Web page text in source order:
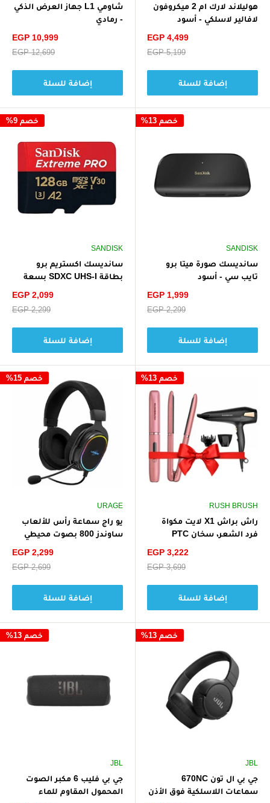
هوليلاند لارك ام 2 ميكروفون
لافالير لاسلكي - أسود
سعر
EGP 4,499
سعر
EGP 5,199
إضافة للسلة
شاومي L1 جهاز العرض الذكي
- رمادي
سعر
EGP 10,999
سعر
EGP 12,699
إضافة للسلة
خصم 13%
SANDISK
سانديسك صورة ميتا برو
تايب سي - أسود
سعر
EGP 1,999
سعر
EGP 2,299
إضافة للسلة
خصم 9%
SANDISK
سانديسك اكستريم برو
بطاقة SDXC UHS-I بسعة
إلى 200 ميجابايت/ثانية بدقة
سعر
EGP 2,099
سعر
EGP 2,299
إضافة للسلة
خصم 13%
RUSH BRUSH
راش براش X1 لايت مكواة
فرد الشعر، سخان PTC
سعر
EGP 3,222
سعر
EGP 3,699
إضافة للسلة
خصم 15%
URAGE
يو راج سماعة رأس للألعاب
ساوندز 800 بصوت محيطي
سعر
EGP 2,299
سعر
EGP 2,699
إضافة للسلة
خصم 13%
JBL
جي بي ال تون 670NC
سماعات اللاسلكية فوق الأذن
خصم 13%
JBL
جي بي فليب 6 مكبر الصوت
المحمول المقاوم للماء